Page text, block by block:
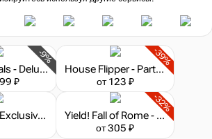
-9%
Party Animals - Deluxe Edition
₽
-39%
House Flipper - Party Furniture Pack
от 123 ₽
Brawlhalla: Exclusive SteelSeries Apex Keysword
-32%
Yield! Fall of Rome - Supporter Pack
от 305 ₽